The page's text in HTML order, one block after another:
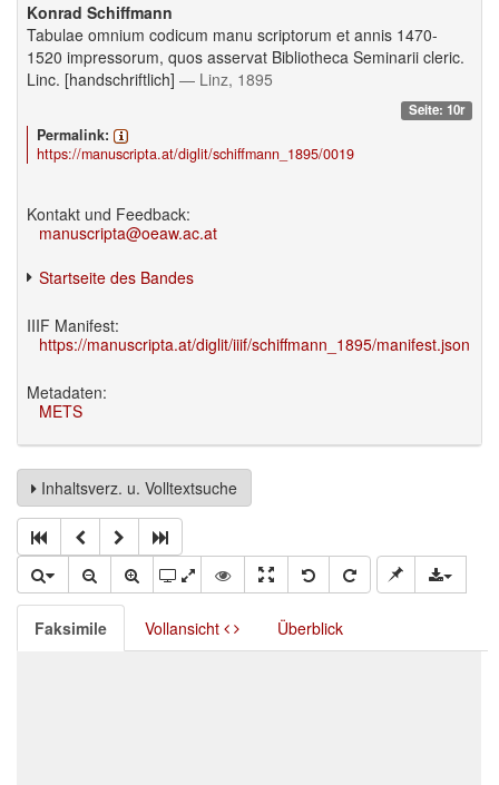
Konrad Schiffmann
Tabulae omnium codicum manu scriptorum et annis 1470-
1520 impressorum, quos asservat Bibliotheca Seminarii cleric.
Linc. [handschriftlich] — Linz, 1895
Seite: 10r
Permalink:
https://manuscripta.at/diglit/schiffmann_1895/0019
Kontakt und Feedback:
manuscripta@oeaw.ac.at
Startseite des Bandes
IIIF Manifest:
https://manuscripta.at/diglit/iiif/schiffmann_1895/manifest.json
Metadaten:
METS
Inhaltsverz. u. Volltextsuche
Faksimile Vollansicht Überblick